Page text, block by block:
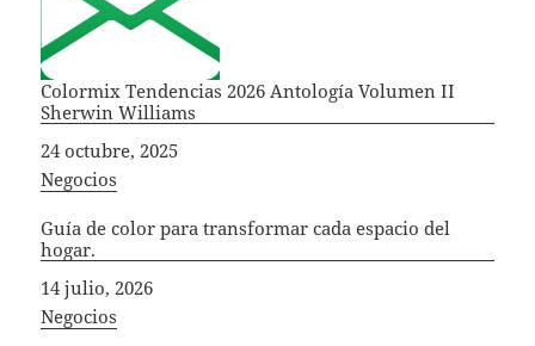
Colormix Tendencias 2026 Antología Volumen II
Sherwin Williams
Fecha
24 octubre, 2025
In relation to
Negocios
Guía de color para transformar cada espacio del
hogar.
Fecha
14 julio, 2026
In relation to
Negocios